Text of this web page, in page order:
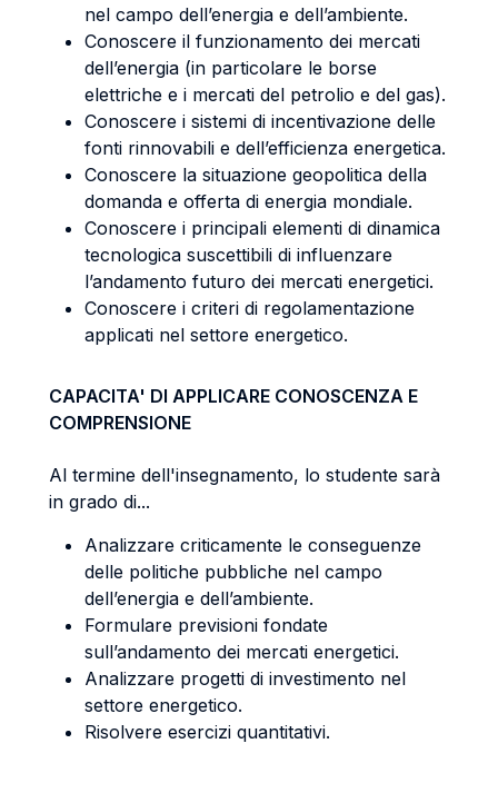
nel campo dell’energia e dell’ambiente.
Conoscere il funzionamento dei mercati
dell’energia (in particolare le borse
elettriche e i mercati del petrolio e del gas).
Conoscere i sistemi di incentivazione delle
fonti rinnovabili e dell’efficienza energetica.
Conoscere la situazione geopolitica della
domanda e offerta di energia mondiale.
Conoscere i principali elementi di dinamica
tecnologica suscettibili di influenzare
l’andamento futuro dei mercati energetici.
Conoscere i criteri di regolamentazione
applicati nel settore energetico.
CAPACITA' DI APPLICARE CONOSCENZA E
COMPRENSIONE
Al termine dell'insegnamento, lo studente sarà
in grado di...
Analizzare criticamente le conseguenze
delle politiche pubbliche nel campo
dell’energia e dell’ambiente.
Formulare previsioni fondate
sull’andamento dei mercati energetici.
Analizzare progetti di investimento nel
settore energetico.
Risolvere esercizi quantitativi.